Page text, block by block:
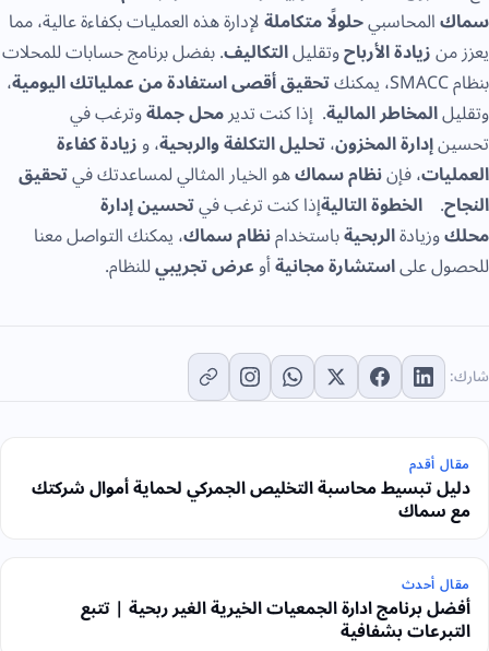
سماكالمحاسبيحلولًا متكاملةلإدارة هذه العمليات بكفاءة عالية، مما
يعزز منزيادة الأرباحوتقليلالتكاليف. بفضل برنامج حسابات للمحلات
بنظام SMACC، يمكنك
تحقيق أقصى استفادة من عملياتك اليومية،
وتقليلالمخاطر المالية. إذا كنت تديرمحل جملةوترغب في
تحسينإدارة المخزون،تحليل التكلفة والربحية، وزيادة كفاءة
العمليات، فإننظام سماكهو الخيار المثالي لمساعدتك فيتحقيق
النجاح. الخطوة التاليةإذا كنت ترغب فيتحسين إدارة
محلكوزيادةالربحيةباستخدامنظام سماك، يمكنك التواصل معنا
للحصول علىاستشارة مجانيةأوعرض تجريبيللنظام.
شارك:
مقال أقدم
دليل تبسيط محاسبة التخليص الجمركي لحماية أموال شركتك
مع سماك
مقال أحدث
أفضل برنامج ادارة الجمعيات الخيرية الغير ربحية | تتبع
التبرعات بشفافية